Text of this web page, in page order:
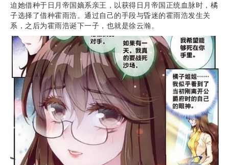
迫她借种于日月帝国嫡系亲王，以获得日月帝国正统血脉时，橘
子选择了借种霍雨浩。通过自己的手段与昏迷的霍雨浩发生关
系，之后为霍雨浩诞下一子，也就是徐云瀚。